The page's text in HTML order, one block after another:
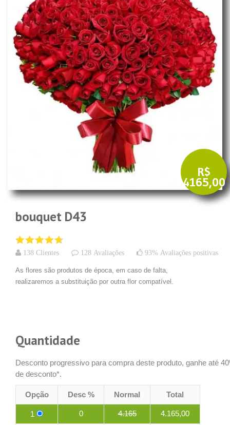
R$
4165,00
bouquet D43
138 Clientes 128 Avaliações 93% Avaliações positivas
As flores são produtos de época, em caso de falta,
realizaremos a substituição por outra flor compatível.
Quantidade
Desconto progressivo para compra deste produto, ganhe até
de desconto*.
Opção Desc % Normal Total
1 0 4.165 4.165,00